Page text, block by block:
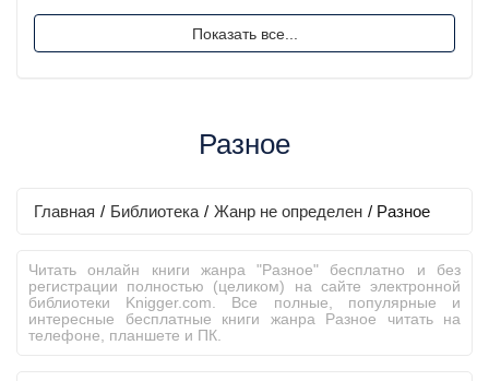
Показать все...
Разное
Главная / Библиотека / Жанр не определен / Разное
Читать онлайн книги жанра "Разное" бесплатно и без
регистрации полностью (целиком) на сайте электронной
библиотеки Knigger.com. Все полные, популярные и
интересные бесплатные книги жанра Разное читать на
телефоне, планшете и ПК.